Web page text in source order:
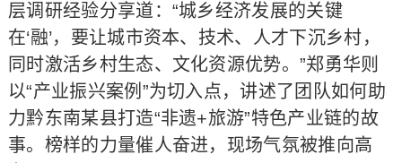
层调研经验分享道：“城乡经济发展的关键
在‘融’，要让城市资本、技术、人才下沉乡村，
同时激活乡村生态、文化资源优势。”郑勇华则
以“产业振兴案例”为切入点，讲述了团队如何助
力黔东南某县打造“非遗+旅游”特色产业链的故
事。榜样的力量催人奋进，现场气氛被推向高